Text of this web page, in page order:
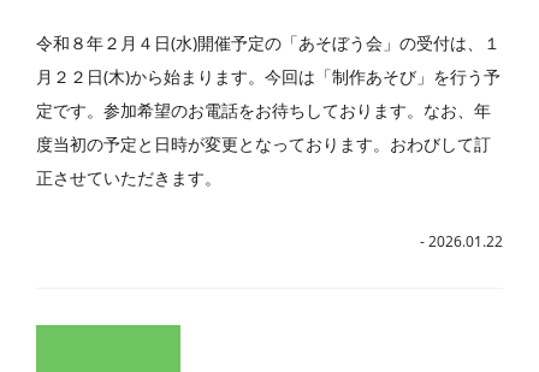
令和８年２月４日(水)開催予定の「あそぼう会」の受付は、１
月２２日(木)から始まります。今回は「制作あそび」を行う予
定です。参加希望のお電話をお待ちしております。なお、年
度当初の予定と日時が変更となっております。おわびして訂
正させていただきます。
- 2026.01.22